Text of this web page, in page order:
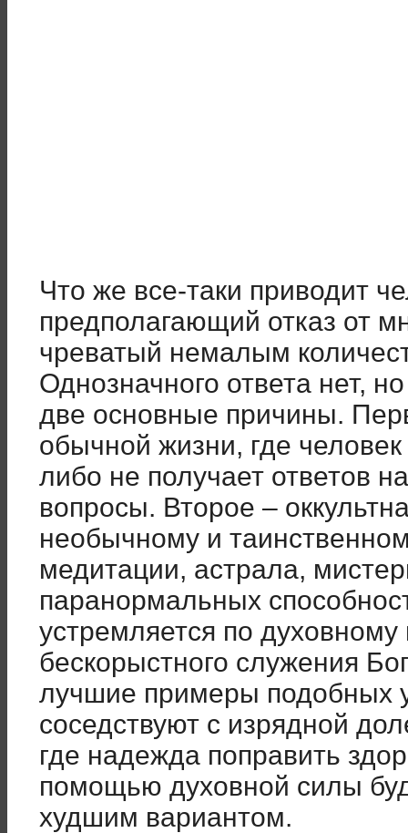
Что же все-таки приводит
предполагающий отказ от
чреватый немалым
Однозначного ответа нет,
две основные причины.
обычной жизни, где
либо не получает ответов
вопросы. Второе –
необычному и
медитации, астрала,
паранормальных
устремляется по
бескорыстного служения
лучшие примеры подобных
соседствуют с изрядной
где надежда поправить
помощью духовной силы
худшим вариантом.